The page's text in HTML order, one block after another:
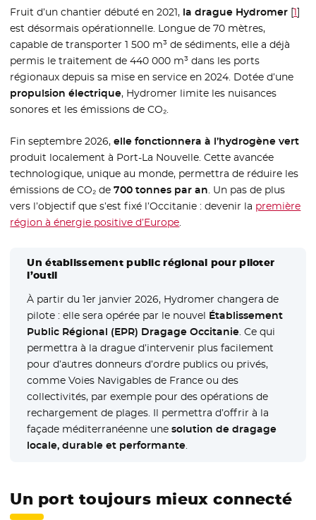
Fruit d’un chantier débuté en 2021, la drague Hydromer [1]
est désormais opérationnelle. Longue de 70 mètres,
capable de transporter 1 500 m³ de sédiments, elle a déjà
permis le traitement de 440 000 m³ dans les ports
régionaux depuis sa mise en service en 2024. Dotée d’une
propulsion électrique, Hydromer limite les nuisances
sonores et les émissions de CO₂.
Fin septembre 2026,elle fonctionnera à l’hydrogène vert
produit localement à Port-La Nouvelle. Cette avancée
technologique, unique au monde, permettra de réduire les
émissions de CO₂ de700 tonnes par an. Un pas de plus
vers l’objectif que s’est fixé l’Occitanie : devenir la première
région à énergie positive d’Europe.
Un établissement public régional pour piloter
l’outil
À partir du 1er janvier 2026, Hydromer changera de
pilote : elle sera opérée par le nouvel Établissement
Public Régional (EPR) Dragage Occitanie. Ce qui
permettra à la drague d’intervenir plus facilement
pour d’autres donneurs d’ordre publics ou privés,
comme Voies Navigables de France ou des
collectivités, par exemple pour des opérations de
rechargement de plages. Il permettra d’offrir à la
façade méditerranéenne unesolution de dragage
locale, durable et performante.
Un port toujours mieux connecté